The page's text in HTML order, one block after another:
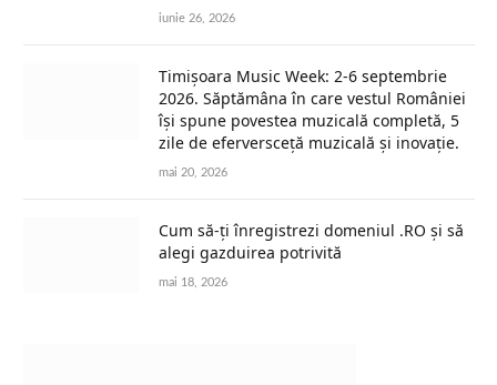
iunie 26, 2026
Timișoara Music Week: 2-6 septembrie
2026. Săptămâna în care vestul României
își spune povestea muzicală completă, 5
zile de eferversceță muzicală și inovație.
mai 20, 2026
Cum să-ți înregistrezi domeniul .RO și să
alegi gazduirea potrivită
mai 18, 2026